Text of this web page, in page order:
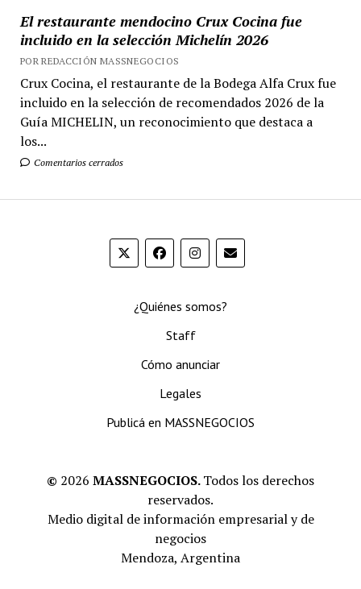
El restaurante mendocino Crux Cocina fue
incluido en la selección Michelín 2026
POR REDACCIÓN MASSNEGOCIOS
Crux Cocina, el restaurante de la Bodega Alfa Crux fue
incluido en la selección de recomendados 2026 de la
Guía MICHELIN, un reconocimiento que destaca a
los...
Comentarios cerrados
¿Quiénes somos?
Staff
Cómo anunciar
Legales
Publicá en MASSNEGOCIOS
© 2026 MASSNEGOCIOS.Todos los derechos
reservados.
Medio digital de información empresarial y de
negocios
Mendoza, Argentina